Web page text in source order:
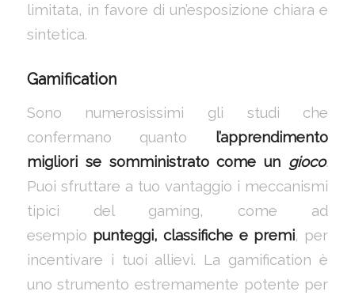
limitata, in favore di un’esposizione chiara e
sintetica.
Gamification
Sono numerosissimi gli studi che
confermano quanto l’apprendimento
migliori se somministrato come un gioco.
Puoi sfruttare a tuo vantaggio i meccanismi
tipici del gaming, come ad
esempio punteggi, classifiche e premi, per
incentivare i tuoi allievi. La gamification è
uno strumento estremamente potente per